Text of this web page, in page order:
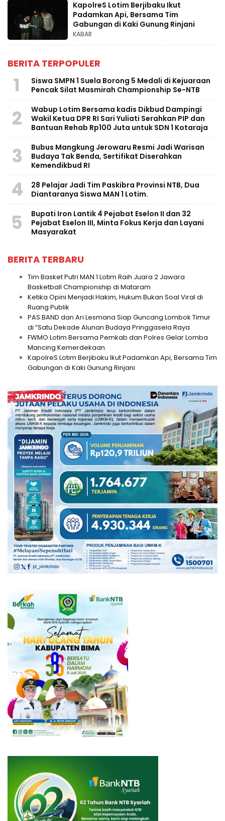
KapolreS Lotim Berjibaku Ikut
Padamkan Api, Bersama Tim
Gabungan di Kaki Gunung Rinjani
KABAR
BERITA TERPOPULER
1
Siswa SMPN 1 Suela Borong 5 Medali di Kejuaraan
Pencak Silat Masmirah Championship Se-NTB
2
Wabup Lotim Bersama kadis Dikbud Dampingi
Wakil Ketua DPR RI Sari Yuliati Serahkan PIP dan
Bantuan Rehab Rp100 Juta untuk SDN 1 Kotaraja
3
Bubus Mangkung Jerowaru Resmi Jadi Warisan
Budaya Tak Benda, Sertifikat Diserahkan
Kemendikbud RI
4
28 Pelajar Jadi Tim Paskibra Provinsi NTB, Dua
Diantaranya Siswa MAN 1 Lotim.
5
Bupati Iron Lantik 4 Pejabat Eselon II dan 32
Pejabat Eselon III, Minta Fokus Kerja dan Layani
Masyarakat
BERITA TERBARU
Tim Basket Putri MAN 1 Lotim Raih Juara 2 Jawara
Basketball Championship di Mataram
Ketika Opini Menjadi Hakim, Hukum Bukan Soal Viral di
Ruang Publik
PAS BAND dan Ari Lesmana Siap Guncang Lombok Timur
di “Satu Dekade Alunan Budaya Pringgasela Raya
FWMO Lotim Bersama Pemkab dan Polres Gelar Lomba
Mancing Kemerdekaan.
KapolreS Lotim Berjibaku Ikut Padamkan Api, Bersama Tim
Gabungan di Kaki Gunung Rinjani